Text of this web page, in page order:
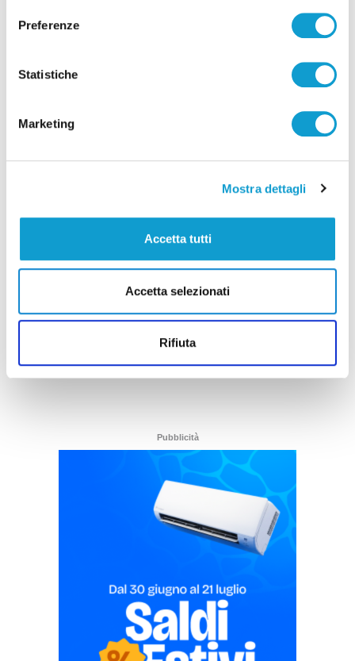
Preferenze
Statistiche
Marketing
Mostra dettagli
Accetta tutti
Accetta selezionati
Rifiuta
Coppa Italia Serie C - Biglietti ancora bloccati
per il derby tra Pescara e Samb: decide il
Comitato sicurezza
Pubblicità